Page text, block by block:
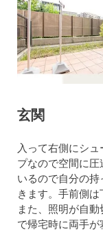
玄関
入って右側にシ
プなので空間に
いるので自分の
きます。手前側は
また、照明が自
で帰宅時に両手が